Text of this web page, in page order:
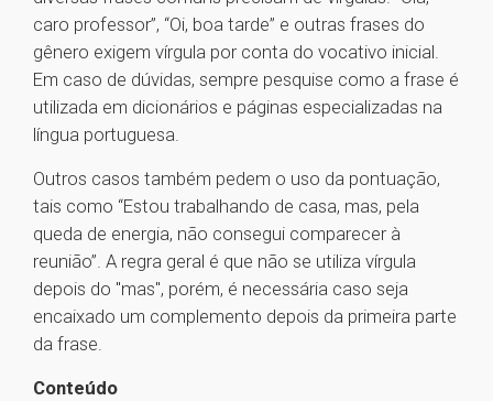
caro professor”, “Oi, boa tarde” e outras frases do
gênero exigem vírgula por conta do vocativo inicial.
Em caso de dúvidas, sempre pesquise como a frase é
utilizada em dicionários e páginas especializadas na
língua portuguesa.
Outros casos também pedem o uso da pontuação,
tais como “Estou trabalhando de casa, mas, pela
queda de energia, não consegui comparecer à
reunião”. A regra geral é que não se utiliza vírgula
depois do "mas", porém, é necessária caso seja
encaixado um complemento depois da primeira parte
da frase.
Conteúdo